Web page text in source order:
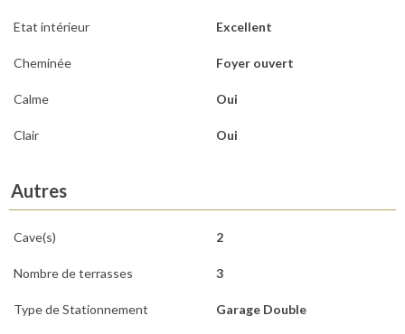
Etat intérieur Excellent
Cheminée Foyer ouvert
Calme Oui
Clair Oui
Autres
Cave(s) 2
Nombre de terrasses 3
Type de Stationnement Garage Double